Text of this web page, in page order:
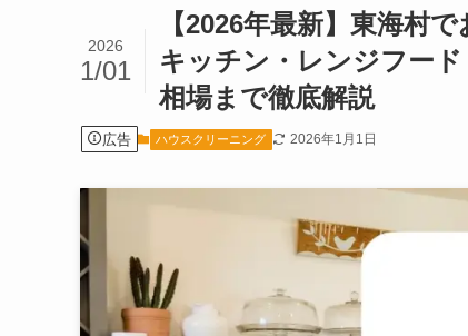
【2026年最新】東海村
キッチン・レンジフー
相場まで徹底解説
2026
1/01
広告 ハウスクリーニング 2026年1月1日